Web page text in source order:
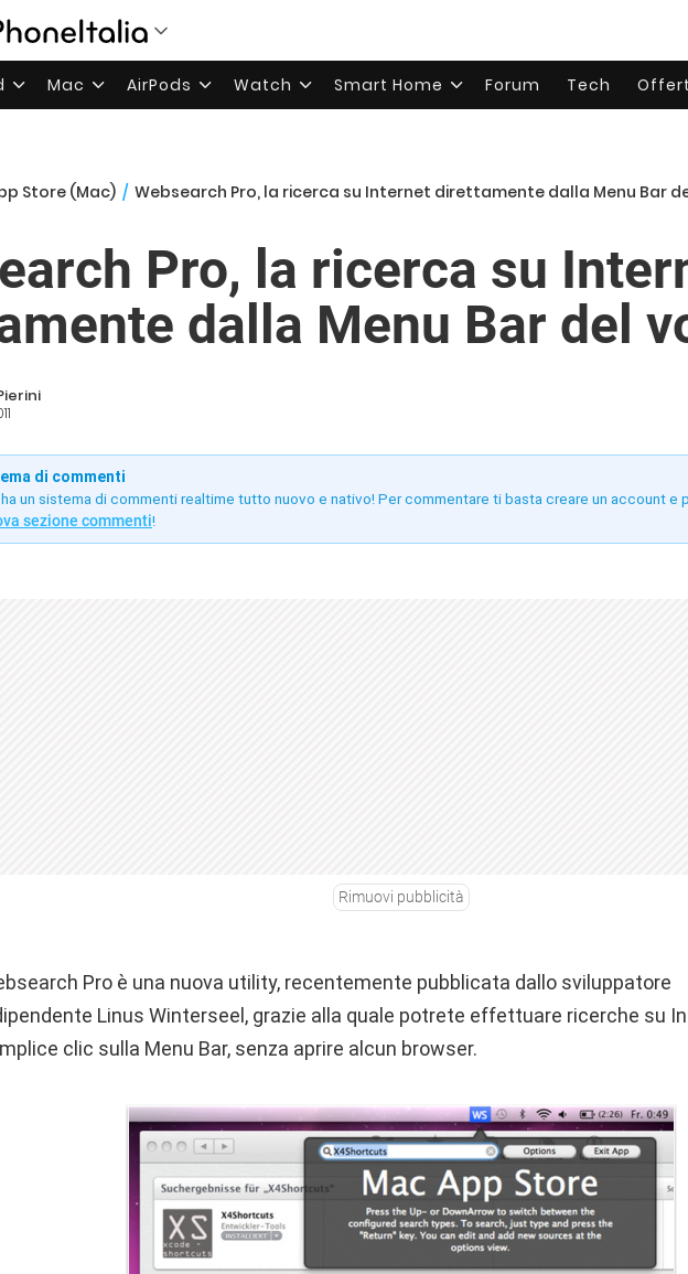
Mac AirPods Watch Smart Home Forum Tech
Store (Mac) / Websearch Pro, la ricerca su Internet direttamente dalla Menu Bar
Pro, la ricerca su
dalla Menu Bar del
di commenti
un sistema di commenti realtime tutto nuovo e nativo! Per commentare ti basta creare un account e
sezione commenti!
Rimuovi pubblicità
Pro è una nuova utility, recentemente pubblicata dallo sviluppatore
Linus Winterseel, grazie alla quale potrete effettuare ricerche su
clic sulla Menu Bar, senza aprire alcun browser.